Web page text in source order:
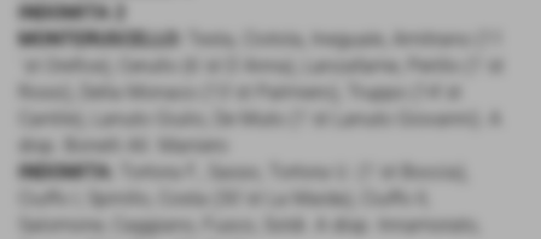
INDOMITA 2
MONTERUSCELLO:
Testa, Ciotola, Ineguale, Amitrano (11
´st Orefice), Cerullo (6´st D´Anna), Lanzafame, Perillo (1´st
Rossi), Della Monaco (13´st Palmiero), Truppo (14´st
Cantile), Lanuto Giulio, De Muto (1´st Lanuto Giovanni). A
disp. Bonelli All. Maniero
INDOMITA:
Tortora F., Sasso, Tortora U. (1´st Boccia),
Ciuffo I, Spinillo, Costa (30´st La Maida), Ciuffo II,
Salomone, Caggiano, Fusco, Soldi. A disp. Innamorato,